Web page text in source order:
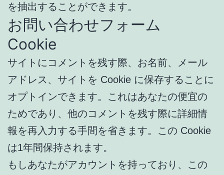
を抽出することができます。
お問い合わせフォーム
Cookie
サイトにコメントを残す際、お名前、メール
アドレス、サイトを Cookie に保存することに
オプトインできます。これはあなたの便宜の
ためであり、他のコメントを残す際に詳細情
報を再入力する手間を省きます。この Cookie
は1年間保持されます。
もしあなたがアカウントを持っており、この